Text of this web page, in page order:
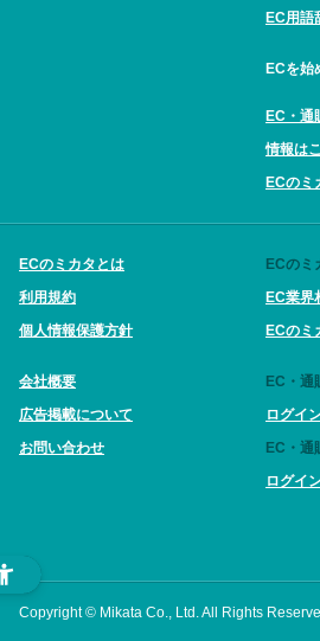
EC用語
ECを始
EC・通
情報は
ECのミ
ECのミカタとは
利用規約
個人情報保護方針
会社概要
広告掲載について
お問い合わせ
ECのミ
EC業界
ECのミ
EC・通
ログイ
EC・通
ログイ
Copyright © Mikata Co., Ltd. All Rights